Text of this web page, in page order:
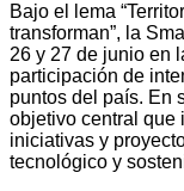
Bajo el lema
transforman”, la
26 y 27 de junio en
participación de
puntos del país. En
objetivo central que
iniciativas y
tecnológico y